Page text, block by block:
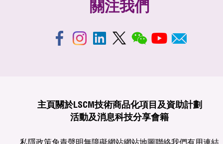
關注我們
主頁 關於LSCM技術商品化項目及資助計劃
活動及消息科技分享會籍